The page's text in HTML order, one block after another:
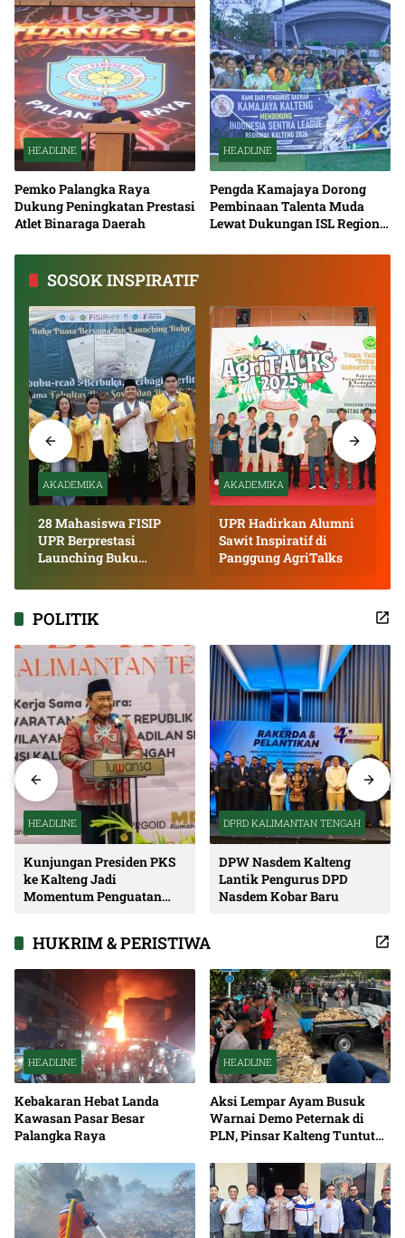
HEADLINE
Pemko Palangka Raya
Dukung Peningkatan Prestasi
Atlet Binaraga Daerah
HEADLINE
Pengda Kamajaya Dorong
Pembinaan Talenta Muda
Lewat Dukungan ISL Regional
SOSOK INSPIRATIF
AKADEMIKA
28 Mahasiswa FISIP
UPR Berprestasi
Launching Buku
AKADEMIKA
UPR Hadirkan Alumni
Sawit Inspiratif di
Panggung AgriTalks
POLITIK
HEADLINE
Kunjungan Presiden PKS
ke Kalteng Jadi
Momentum Penguatan
DPRD KALIMANTAN TENGAH
DPW Nasdem Kalteng
Lantik Pengurus DPD
Nasdem Kobar Baru
HUKRIM & PERISTIWA
HEADLINE
Kebakaran Hebat Landa
Kawasan Pasar Besar
Palangka Raya
HEADLINE
Aksi Lempar Ayam Busuk
Warnai Demo Peternak di
PLN, Pinsar Kalteng Tuntut